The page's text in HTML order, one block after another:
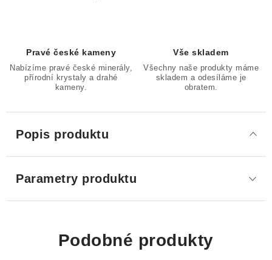
Pravé české kameny
Nabízíme pravé české minerály,
přírodní krystaly a drahé
kameny.
Vše skladem
Všechny naše produkty máme
skladem a odesíláme je
obratem.
Popis produktu
Parametry produktu
Podobné produkty